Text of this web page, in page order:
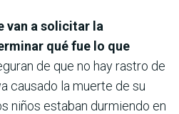
van a solicitar la
qué fue lo que
de que no hay rastro de
causado la muerte de su
niños estaban durmiendo en